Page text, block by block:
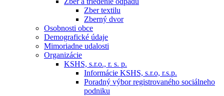
Zber textilu
Zberný dvor
Osobnosti obce
Demografické údaje
Mimoriadne udalosti
Organizácie
KSHS, s.r.o., r. s. p.
Informácie KSHS, s.r.o, r.s.p.
Poradný výbor registrovaného sociálneho
podniku